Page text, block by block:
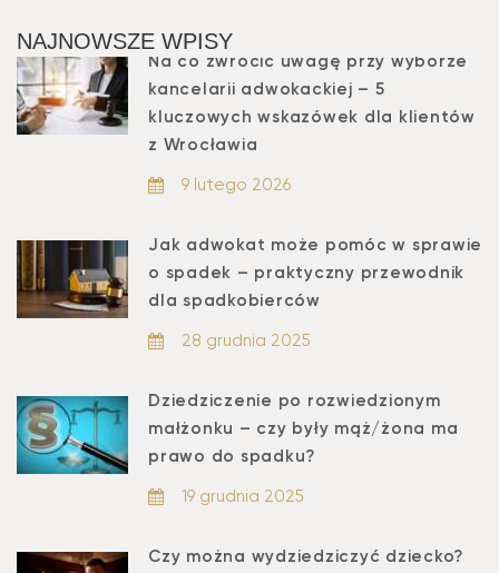
NAJNOWSZE WPISY
Na co zwrócić uwagę przy wyborze
kancelarii adwokackiej – 5
kluczowych wskazówek dla klientów
z Wrocławia
9 lutego 2026
Jak adwokat może pomóc w sprawie
o spadek – praktyczny przewodnik
dla spadkobierców
28 grudnia 2025
Dziedziczenie po rozwiedzionym
małżonku – czy były mąż/żona ma
prawo do spadku?
19 grudnia 2025
Czy można wydziedziczyć dziecko?